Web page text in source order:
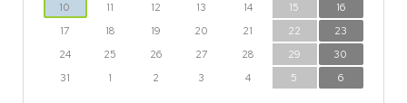
10
11 12 13 14 15
16
17
18 19 20 21 22
23
24
25 26 27 28 29
30
31
1 2 3 4 5 6